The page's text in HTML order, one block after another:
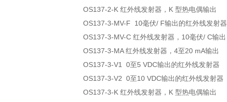
OS137-2-K 红外线发射器，K 型热电偶输出
OS137-3-MV-F 10毫伏/ F输出的红外线发射器
OS137-3-MV-C 红外线发射器，10毫伏/ C输出
OS137-3-MA 红外线发射器，4至20 mA输出
OS137-3-V1 0至5 VDC输出的红外线发射器
OS137-3-V2 0至10 VDC输出的红外线发射器
OS137-3-K 红外线发射器，K 型热电偶输出